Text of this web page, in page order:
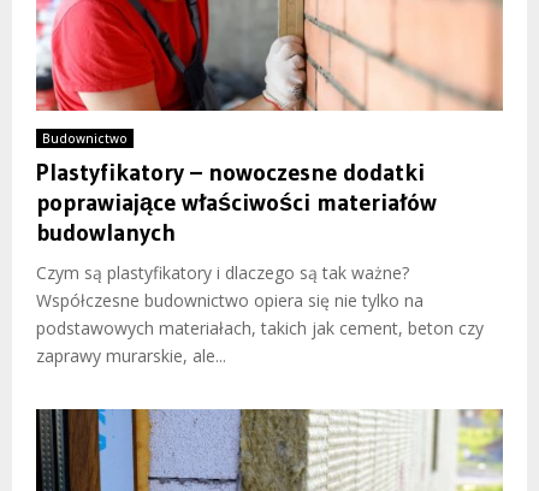
Budownictwo
Plastyfikatory – nowoczesne dodatki
poprawiające właściwości materiałów
budowlanych
Czym są plastyfikatory i dlaczego są tak ważne?
Współczesne budownictwo opiera się nie tylko na
podstawowych materiałach, takich jak cement, beton czy
zaprawy murarskie, ale...